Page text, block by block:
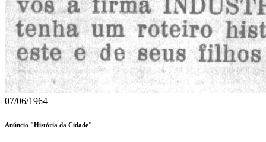
07/06/1964
Anúncio "História da Cidade"